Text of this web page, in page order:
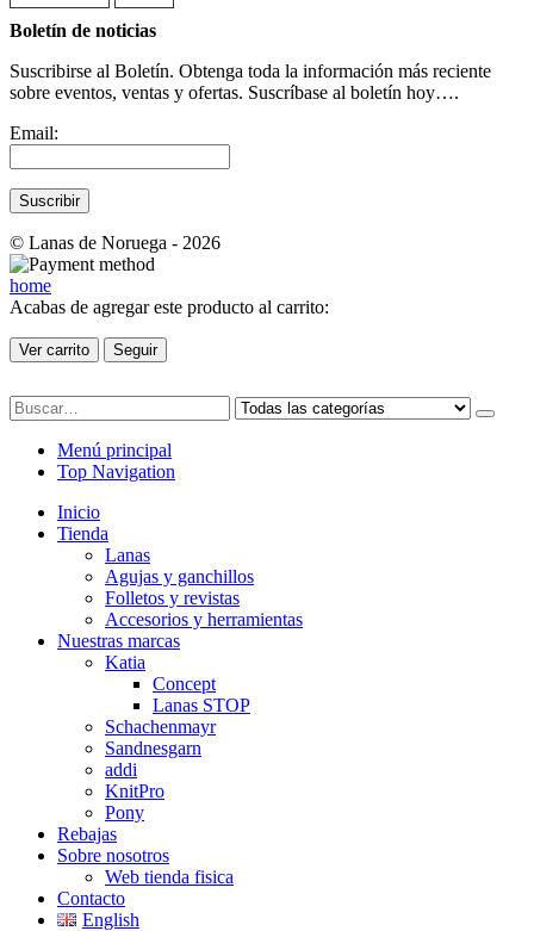
Boletín de noticias
Suscribirse al Boletín. Obtenga toda la información más reciente
sobre eventos, ventas y ofertas. Suscríbase al boletín hoy….
Email:
© Lanas de Noruega - 2026
home
Acabas de agregar este producto al carrito:
Ver carrito Seguir
Menú principal
Top Navigation
Inicio
Tienda
Lanas
Agujas y ganchillos
Folletos y revistas
Accesorios y herramientas
Nuestras marcas
Katia
Concept
Lanas STOP
Schachenmayr
Sandnesgarn
addi
KnitPro
Pony
Rebajas
Sobre nosotros
Web tienda fisica
Contacto
English